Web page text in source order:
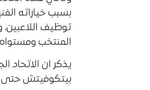
بسبب خياراته
توظيف اللاعبين،
المنتخب
يذكر ان الاتحاد
بيتكوفيتش حتى 2028.